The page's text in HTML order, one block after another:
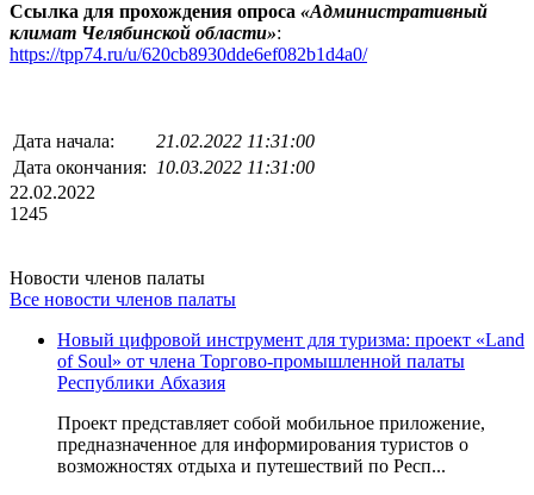
Ссылка для прохождения опроса «Административный
климат Челябинской области»:
https://tpp74.ru/u/620cb8930dde6ef082b1d4a0/
Дата начала:
21.02.2022 11:31:00
Дата окончания:
10.03.2022 11:31:00
22.02.2022
1245
Новости членов палаты
Все новости членов палаты
Новый цифровой инструмент для туризма: проект «Land
of Soul» от члена Торгово-промышленной палаты
Республики Абхазия
Проект представляет собой мобильное приложение,
предназначенное для информирования туристов о
возможностях отдыха и путешествий по Респ...